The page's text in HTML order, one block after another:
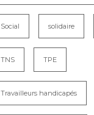
Social solidaire
TNS TPE
Travailleurs handicapés